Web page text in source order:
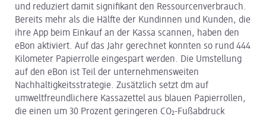
und reduziert damit signifikant den Ressourcenverbrauch.
Bereits mehr als die Hälfte der Kundinnen und Kunden, die
ihre App beim Einkauf an der Kassa scannen, haben den
eBon aktiviert. Auf das Jahr gerechnet konnten so rund 444
Kilometer Papierrolle eingespart werden. Die Umstellung
auf den eBon ist Teil der unternehmensweiten
Nachhaltigkeitsstrategie. Zusätzlich setzt dm auf
umweltfreundlichere Kassazettel aus blauen Papierrollen,
die einen um 30 Prozent geringeren CO₂-Fußabdruck